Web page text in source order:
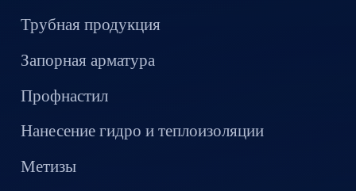
Трубная продукция
Запорная арматура
Профнастил
Нанесение гидро и теплоизоляции
Метизы